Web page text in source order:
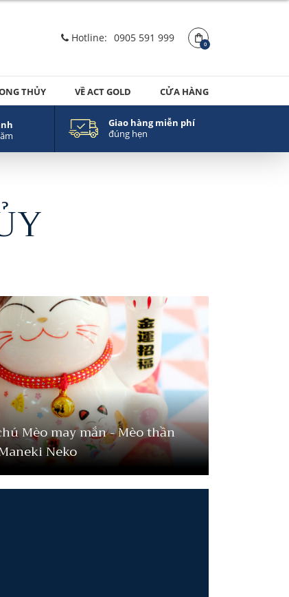
Hotline: 0905 591 999
0
THỦY VỀ ACT GOLD CỬA HÀNG
Giao hàng miễn phí
đúng hẹn
Mèo may mắn - Mèo thần
Neko